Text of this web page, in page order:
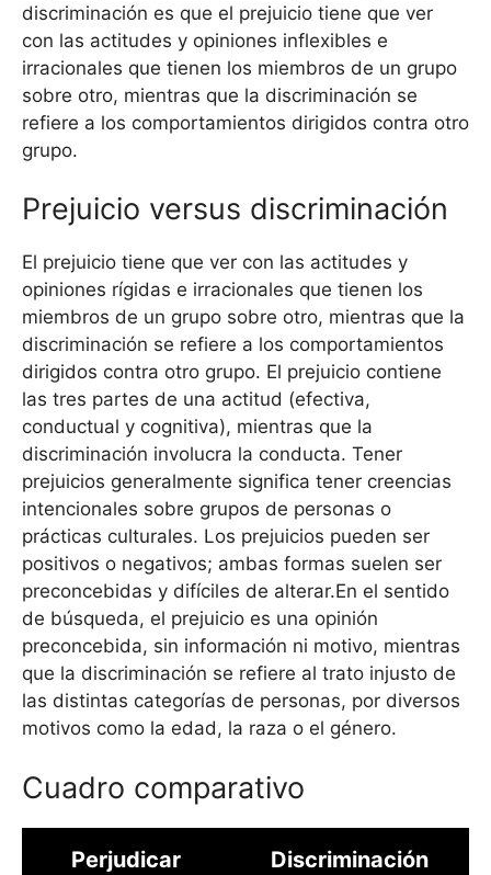
discriminación es que el prejuicio tiene que ver
con las actitudes y opiniones inflexibles e
irracionales que tienen los miembros de un grupo
sobre otro, mientras que la discriminación se
refiere a los comportamientos dirigidos contra otro
grupo.
Prejuicio versus discriminación
El prejuicio tiene que ver con las actitudes y
opiniones rígidas e irracionales que tienen los
miembros de un grupo sobre otro, mientras que la
discriminación se refiere a los comportamientos
dirigidos contra otro grupo. El prejuicio contiene
las tres partes de una actitud (efectiva,
conductual y cognitiva), mientras que la
discriminación involucra la conducta. Tener
prejuicios generalmente significa tener creencias
intencionales sobre grupos de personas o
prácticas culturales. Los prejuicios pueden ser
positivos o negativos; ambas formas suelen ser
preconcebidas y difíciles de alterar.En el sentido
de búsqueda, el prejuicio es una opinión
preconcebida, sin información ni motivo, mientras
que la discriminación se refiere al trato injusto de
las distintas categorías de personas, por diversos
motivos como la edad, la raza o el género.
Cuadro comparativo
Perjudicar Discriminación